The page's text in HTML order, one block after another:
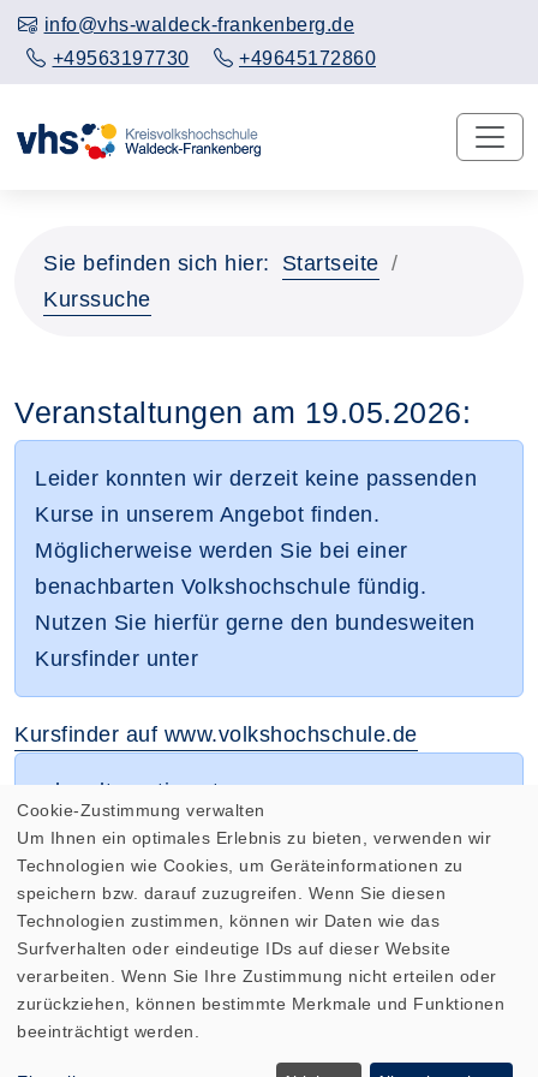
info@vhs-waldeck-frankenberg.de
+49563197730
+49645172860
Sie befinden sich hier:
Startseite
Kurssuche
Veranstaltungen am 19.05.2026:
Leider konnten wir derzeit keine passenden
Kurse in unserem Angebot finden.
Möglicherweise werden Sie bei einer
benachbarten Volkshochschule fündig.
Nutzen Sie hierfür gerne den bundesweiten
Kursfinder unter
Kursfinder auf www.volkshochschule.de
oder alternativ unter
Kurse der nordhessischen Volkshochschulen
Cookie Einstellungen
Cookie-Zustimmung verwalten
Um Ihnen ein optimales Erlebnis zu bieten, verwenden wir
Technologien wie Cookies, um Geräteinformationen zu
speichern bzw. darauf zuzugreifen. Wenn Sie diesen
Technologien zustimmen, können wir Daten wie das
Surfverhalten oder eindeutige IDs auf dieser Website
verarbeiten. Wenn Sie Ihre Zustimmung nicht erteilen oder
zurückziehen, können bestimmte Merkmale und Funktionen
beeinträchtigt werden.